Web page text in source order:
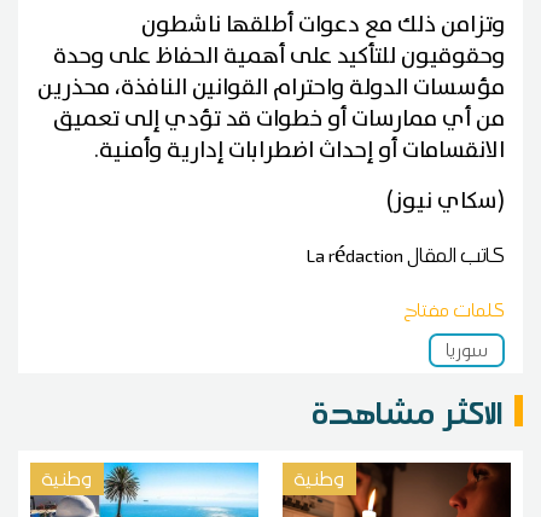
وتزامن ذلك مع دعوات أطلقها ناشطون
وحقوقيون للتأكيد على أهمية الحفاظ على وحدة
مؤسسات الدولة واحترام القوانين النافذة، محذرين
من أي ممارسات أو خطوات قد تؤدي إلى تعميق
الانقسامات أو إحداث اضطرابات إدارية وأمنية.
(سكاي نيوز)
كاتب المقالLa rédaction
كلمات مفتاح
سوريا
الاكثر مشاهدة
وطنية وطنية